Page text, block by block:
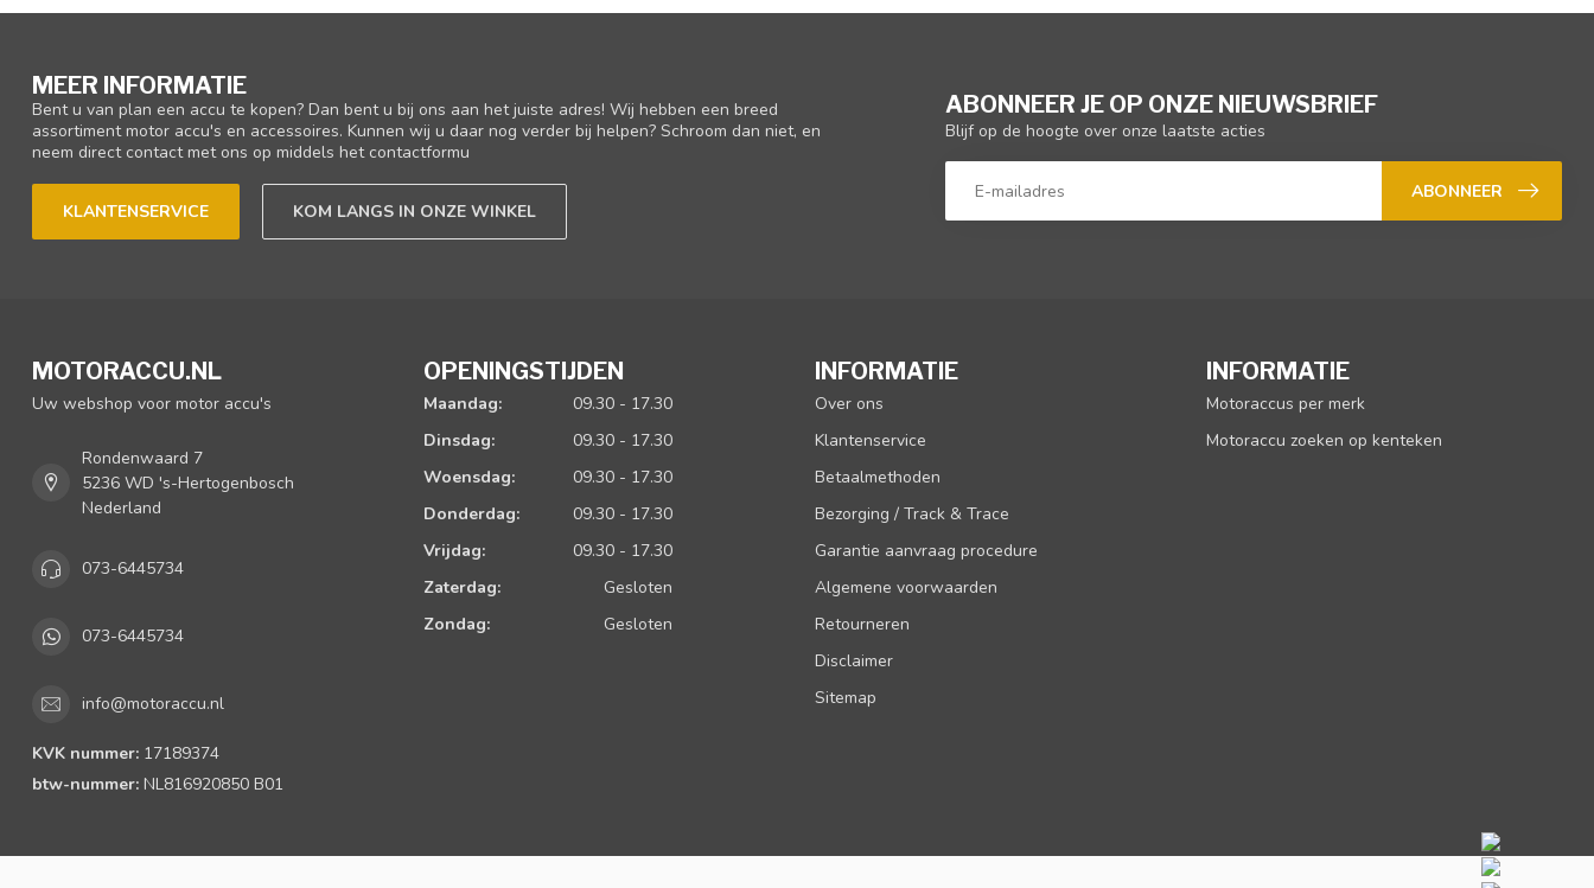
MEER INFORMATIE
Bent u van plan een accu te kopen? Dan bent u bij ons aan het juiste adres! Wij hebben een breed
assortiment motor accu's en accessoires. Kunnen wij u daar nog verder bij helpen? Schroom dan niet, en
neem direct contact met ons op middels het contactformu
KLANTENSERVICE KOM LANGS IN ONZE WINKEL
ABONNEER JE OP ONZE NIEUWSBRIEF
Blijf op de hoogte over onze laatste acties
ABONNEER
MOTORACCU.NL
Uw webshop voor motor accu's
Rondenwaard 7
5236 WD 's-Hertogenbosch
Nederland
073-6445734
073-6445734
info@motoraccu.nl
KVK nummer: 17189374
btw-nummer: NL816920850 B01
OPENINGSTIJDEN
Maandag:
09.30 - 17.30
Dinsdag:
09.30 - 17.30
Woensdag:
09.30 - 17.30
Donderdag:
09.30 - 17.30
Vrijdag:
09.30 - 17.30
Zaterdag:
Gesloten
Zondag:
Gesloten
INFORMATIE
Over ons
Klantenservice
Betaalmethoden
Bezorging / Track & Trace
Garantie aanvraag procedure
Algemene voorwaarden
Retourneren
Disclaimer
Sitemap
INFORMATIE
Motoraccus per merk
Motoraccu zoeken op kenteken